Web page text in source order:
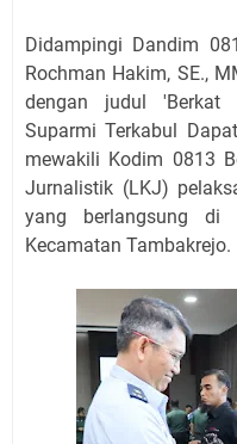
Didampingi Dandim
Rochman Hakim, SE.,
dengan judul 'Berkat
Suparmi Terkabul
mewakili Kodim 0813
Jurnalistik (LKJ)
yang berlangsung di
Kecamatan Tambakrejo.